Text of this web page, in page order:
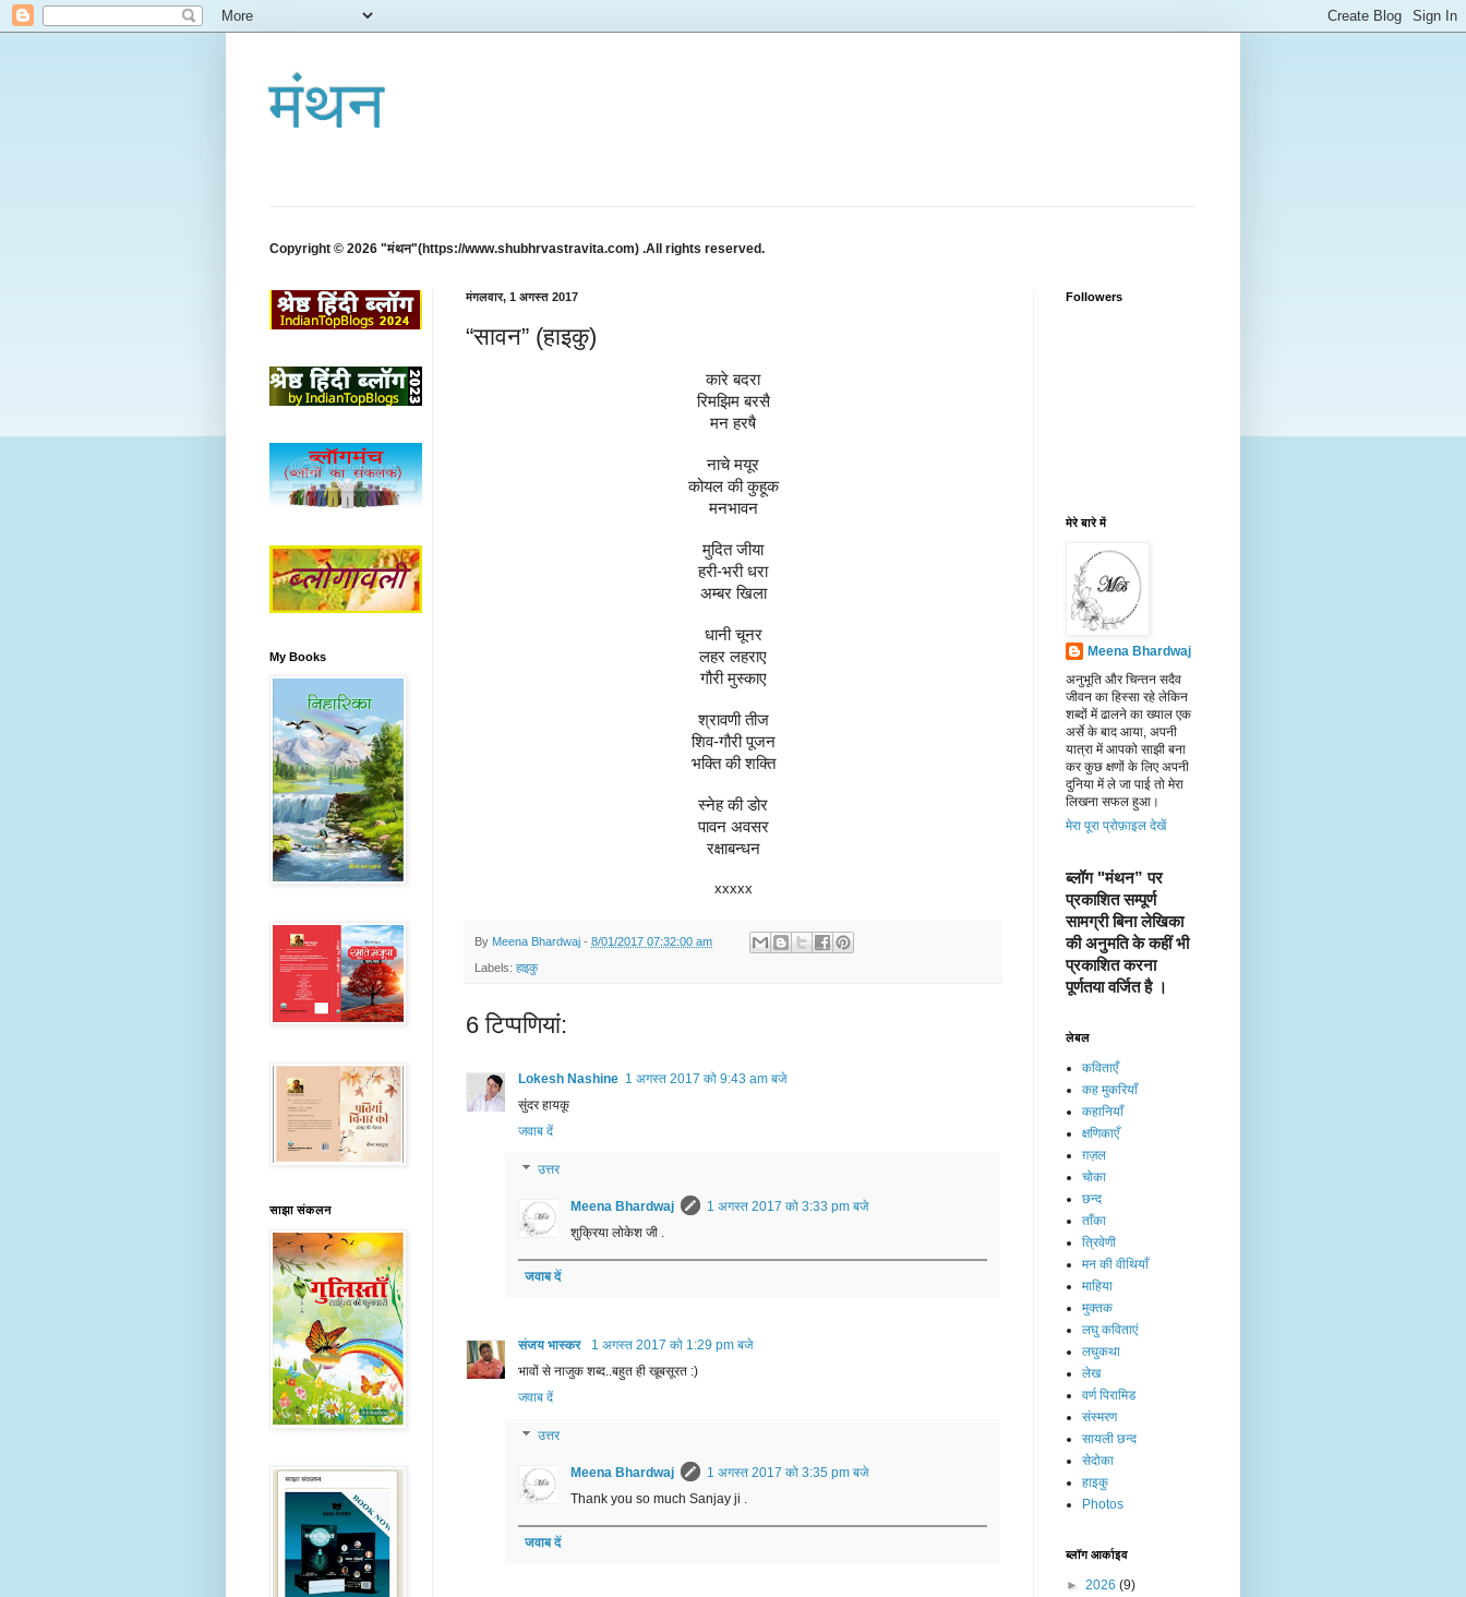
मंथन
Copyright © 2026 "मंथन"(https://www.shubhrvastravita.com) .All rights reserved.
मंगलवार, 1 अगस्त 2017
“सावन” (हाइकु)
कारे बदरा
रिमझिम बरसै
मन हरषै
नाचे मयूर
कोयल की कुहूक
मनभावन‎
मुदित जीया
हरी-भरी धरा
अम्बर खिला
धानी चूनर
लहर लहराए
गौरी मुस्काए
श्रावणी तीज
शिव-गौरी पूजन
भक्ति की शक्ति‎
स्नेह की डोर
पावन अवसर
रक्षाबन्धन
xxxxx
By Meena Bhardwaj - 8/01/2017 07:32:00 am
Labels: हाइकु
6 टिप्‍पणियां:
Lokesh Nashine 1 अगस्त 2017 को 9:43 am बजे
सुंदर हायकू
जवाब दें
उत्तर
Meena Bhardwaj
1 अगस्त 2017 को 3:33 pm बजे
शुक्रिया लोकेश जी .
जवाब दें
संजय भास्‍कर
1 अगस्त 2017 को 1:29 pm बजे
भावों से नाजुक शब्‍द..बहुत ही खूबसूरत :)
जवाब दें
उत्तर
Meena Bhardwaj
1 अगस्त 2017 को 3:35 pm बजे
Thank you so much Sanjay ji .
जवाब दें
My Books
साझा संकलन
Followers
मेरे बारे में
Meena Bhardwaj
अनुभूति और चिन्तन सदैव
जीवन का हिस्सा रहे लेकिन
शब्दों में ढालने का ख्याल एक
अर्से के बाद आया, अपनी
यात्रा में आपको साझी बना
कर कुछ क्षणों के लिए अपनी
दुनिया में ले जा पाई तो मेरा
लिखना सफल हुआ।
मेरा पूरा प्रोफ़ाइल देखें
ब्लॉग "मंथन” पर
प्रकाशित सम्पूर्ण
सामग्री बिना लेखिका
की अनुमति के कहीं भी
प्रकाशित करना
पूर्णतया वर्जित है ।
लेबल
कविताएँ
कह मुकरियाँ
कहानियाँ
क्षणिकाएँ
ग़ज़ल
चोका
छन्द
ताँका
त्रिवेणी
मन की वीथियाँ
माहिया
मुक्तक
लघु कविताएं
लघुकथा
लेख​
वर्ण पिरामिड
संस्मरण
सायली छन्द
सेदोका
हाइकु
Photos
ब्लॉग आर्काइव
► 2026 (9)